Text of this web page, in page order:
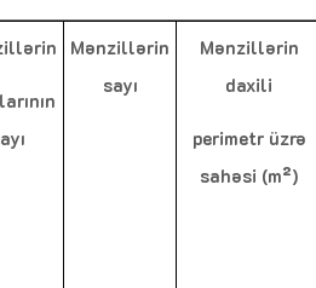
Mənzillərin
sayı
Mənzillərin
daxili
perimetr üzrə
sahəsi (m²)